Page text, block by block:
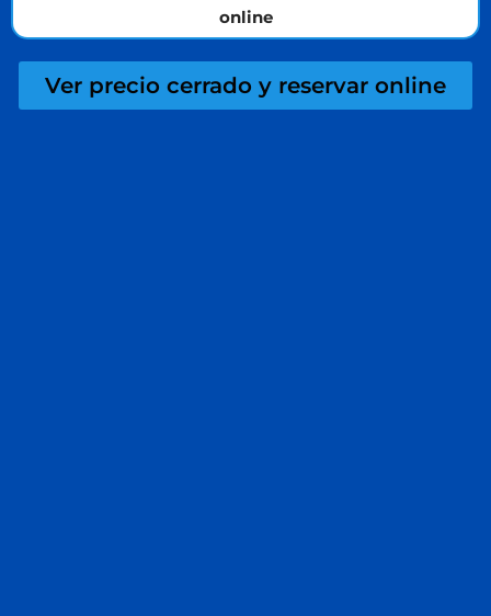
online
Ver precio cerrado y reservar online